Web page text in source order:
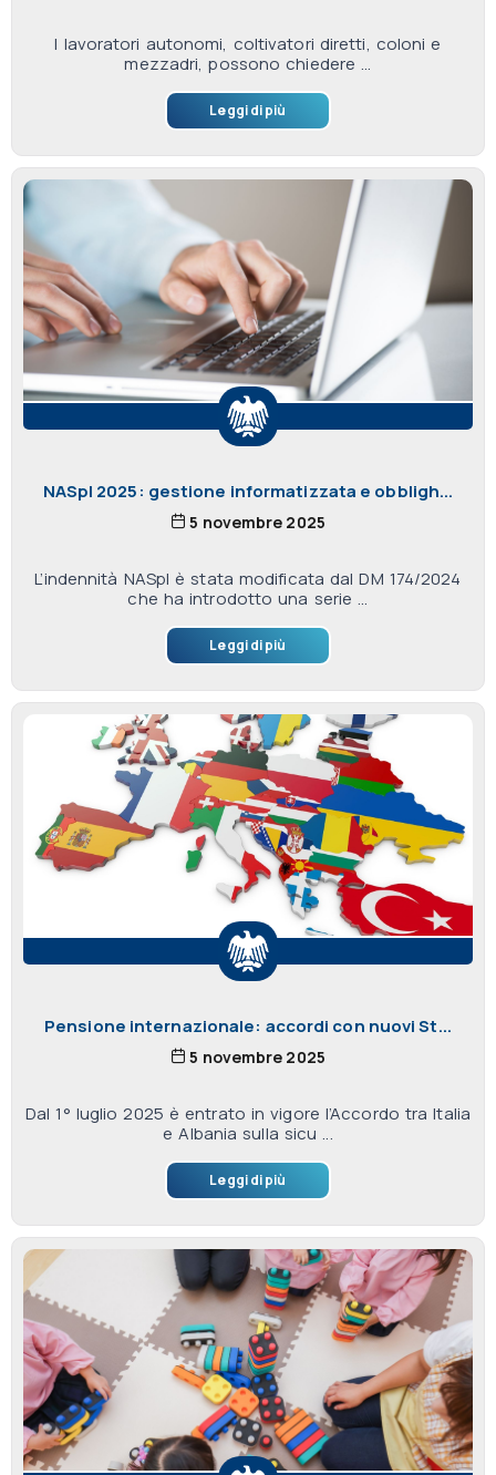
I lavoratori autonomi, coltivatori diretti, coloni e
mezzadri, possono chiedere ...
Leggi di più
NASpI 2025: gestione informatizzata e obbligh...
5 novembre 2025
L’indennità NASpI è stata modificata dal DM 174/2024
che ha introdotto una serie ...
Leggi di più
Pensione internazionale: accordi con nuovi St...
5 novembre 2025
Dal 1° luglio 2025 è entrato in vigore l’Accordo tra Italia
e Albania sulla sicu ...
Leggi di più